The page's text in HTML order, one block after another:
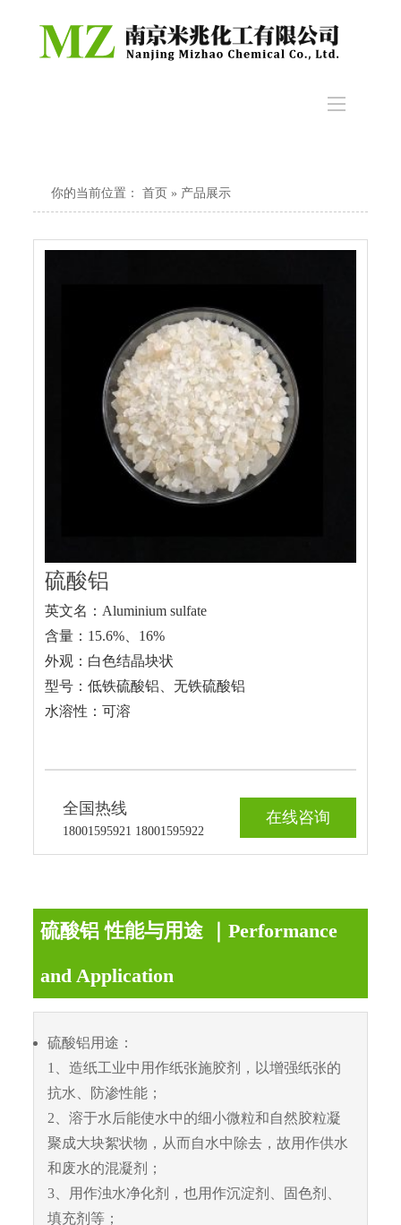
你的当前位置：首页 » 产品展示
硫酸铝
英文名：Aluminium sulfate
含量：15.6%、16%
外观：白色结晶块状
型号：低铁硫酸铝、无铁硫酸铝
水溶性：可溶
全国热线
18001595921 18001595922
在线咨询
硫酸铝 性能与用途 ｜Performance
and Application
硫酸铝用途：
1、造纸工业中用作纸张施胶剂，以增强纸张的
抗水、防渗性能；
2、溶于水后能使水中的细小微粒和自然胶粒凝
聚成大块絮状物，从而自水中除去，故用作供水
和废水的混凝剂；
3、用作浊水净化剂，也用作沉淀剂、固色剂、
填充剂等；